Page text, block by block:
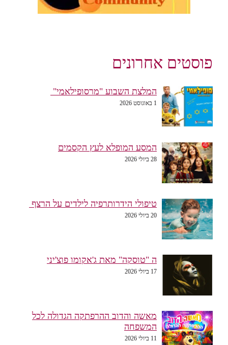
פוסטים אחרונים
המלצת השבוע "מרסופילאמי"
1 באוגוסט 2026
המסע המופלא לעץ הקסמים
28 ביולי 2026
טיפולי הידרותרפיה לילדים על הרצף
20 ביולי 2026
ה "טוסקה" מאת ג'אקומו פוצ'יני
17 ביולי 2026
מאשה והדוב ההרפתקה הגדולה לכל
המשפחה
11 ביולי 2026